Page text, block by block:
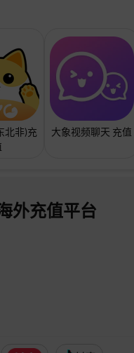
大象视频聊天 充值
外充值平台